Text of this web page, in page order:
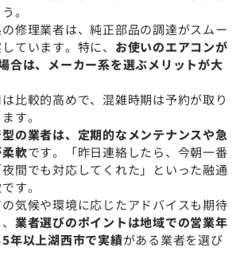
。
修理業者は、純正部品の調達がスムー
ています。特に、 お使いのエアコンが
合は、メーカー系を選ぶメリットが大
比較的高めで、混雑時期は予約が取り
す。
の業者は、定期的なメンテナンスや急
軟です。「昨日連絡したら、今朝一番
間でも対応してくれた」といった融通
す。
気候や環境に応じたアドバイスも期待
業者選びのポイントは地域での営業年
年以上湖西市で実績がある業者を選び